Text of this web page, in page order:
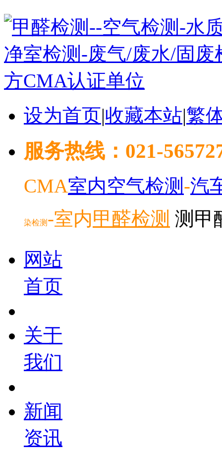
设为首页|收藏本站|繁
服务热线：021-
CMA室内空气检测 -汽
染检测 -室内甲醛检测 测甲
网站
首页
关于
我们
新闻
资讯